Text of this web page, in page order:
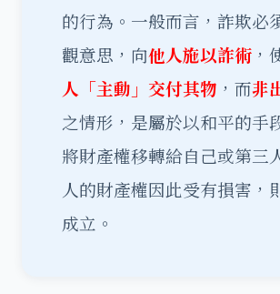
的行為。一般而言，詐欺必
觀意思，向他人施以詐術 ，
人「主動」交付其物 ，而非
之情形，是屬於以和平的手
將財產權移轉給自己或第三
人的財產權因此受有損害，
成立。